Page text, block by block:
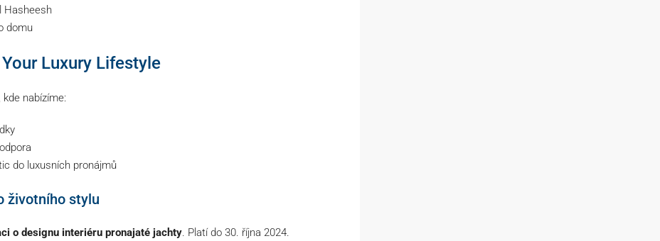
Hasheesh
domu
Luxury Lifestyle
, kde nabízíme:
do luxusních pronájmů
životního stylu
o designu interiéru pronajaté jachty. Platí do 30. října 2024.